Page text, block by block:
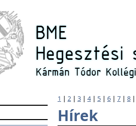
1 | 2 | 3 | 4| 5 | 6 | 7 | 8
Hírek